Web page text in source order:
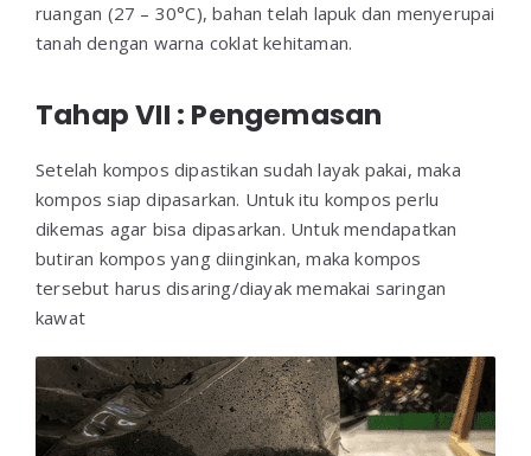
ruangan (27 – 30°C), bahan telah lapuk dan menyerupai
tanah dengan warna coklat kehitaman.
Tahap VII : Pengemasan
Setelah kompos dipastikan sudah layak pakai, maka
kompos siap dipasarkan. Untuk itu kompos perlu
dikemas agar bisa dipasarkan. Untuk mendapatkan
butiran kompos yang diinginkan, maka kompos
tersebut harus disaring/diayak memakai saringan
kawat